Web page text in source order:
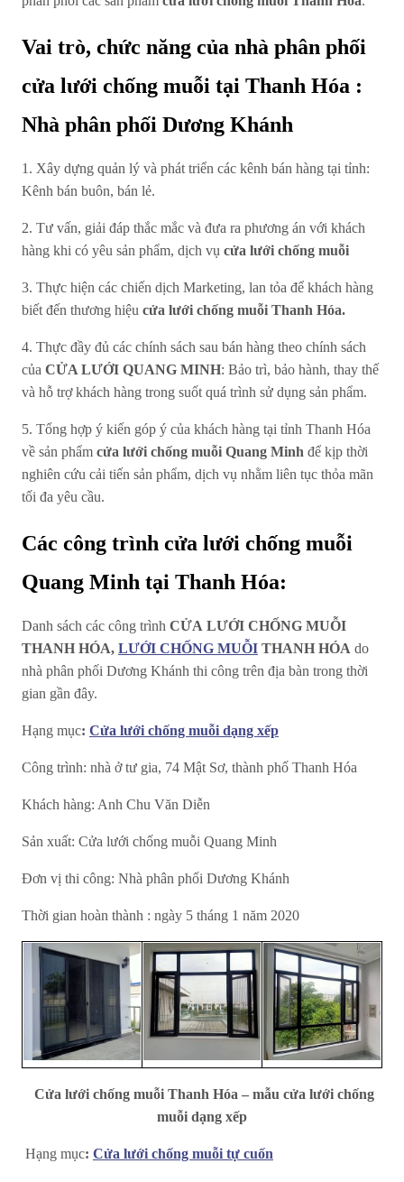
Vai trò, chức năng của nhà phân phối
cửa lưới chống muỗi tại Thanh Hóa :
Nhà phân phối Dương Khánh
1. Xây dựng quản lý và phát triển các kênh bán hàng tại tỉnh:
Kênh bán buôn, bán lẻ.
2. Tư vấn, giải đáp thắc mắc và đưa ra phương án với khách
hàng khi có yêu sản phẩm, dịch vụ cửa lưới chống muỗi
3. Thực hiện các chiến dịch Marketing, lan tỏa để khách hàng
biết đến thương hiệu cửa lưới chống muỗi Thanh Hóa.
4. Thực đầy đủ các chính sách sau bán hàng theo chính sách
của CỬA LƯỚI QUANG MINH: Bảo trì, bảo hành, thay thế
và hỗ trợ khách hàng trong suốt quá trình sử dụng sản phẩm.
5. Tổng hợp ý kiến góp ý của khách hàng tại tỉnh Thanh Hóa
về sản phẩm cửa lưới chống muỗi Quang Minh để kịp thời
nghiên cứu cải tiến sản phẩm, dịch vụ nhằm liên tục thỏa mãn
tối đa yêu cầu.
Các công trình cửa lưới chống muỗi
Quang Minh tại Thanh Hóa:
Danh sách các công trình CỬA LƯỚI CHỐNG MUỖI
THANH HÓA, LƯỚI CHỐNG MUỖI THANH HÓA do
nhà phân phối Dương Khánh thi công trên địa bàn trong thời
gian gần đây.
Hạng mục: Cửa lưới chống muỗi dạng xếp
Công trình: nhà ở tư gia, 74 Mật Sơ, thành phố Thanh Hóa
Khách hàng: Anh Chu Văn Diễn
Sản xuất: Cửa lưới chống muỗi Quang Minh
Đơn vị thi công: Nhà phân phối Dương Khánh
Thời gian hoàn thành : ngày 5 tháng 1 năm 2020
Cửa lưới chống muỗi Thanh Hóa – mẫu cửa lưới chống
muỗi dạng xếp
Hạng mục: Cửa lưới chống muỗi tự cuốn